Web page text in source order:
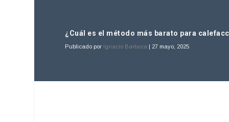
¿Cuál es el método más barato para
Publicado por Ignacio Barboza | 27 mayo, 2025